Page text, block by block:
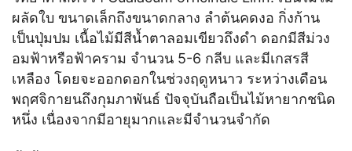
ผลัดใบ ขนาดเล็กถึงขนาดกลาง ลำต้นคดงอ กิ่งก้าน
เป็นปุ่มปม เนื้อไม้มีสีน้ำตาลอมเขียวถึงดำ ดอกมีสีม่วง
อมฟ้าหรือฟ้าคราม จำนวน 5-6 กลีบ และมีเกสรสี
เหลือง โดยจะออกดอกในช่วงฤดูหนาว ระหว่างเดือน
พฤศจิกายนถึงกุมภาพันธ์ ปัจจุบันถือเป็นไม้หายากชนิด
หนึ่ง เนื่องจากมีอายุมากและมีจำนวนจำกัด